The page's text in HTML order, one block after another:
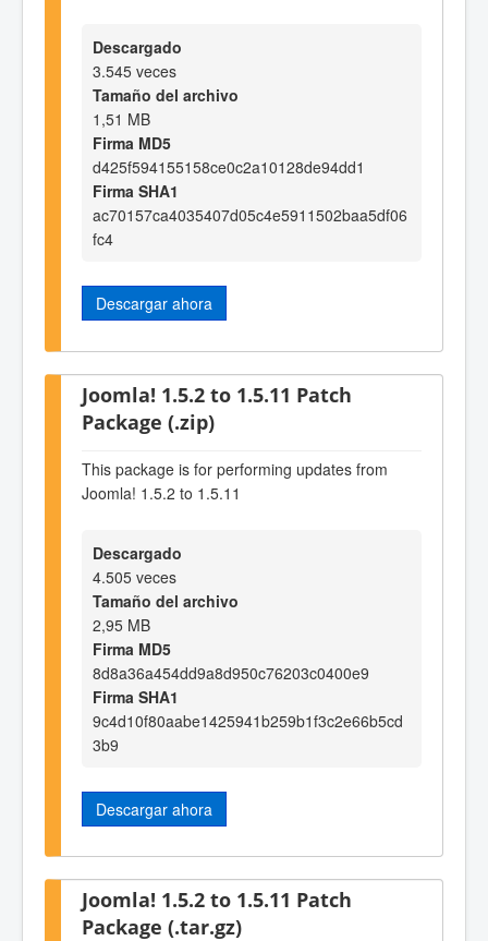
Descargado
3.545 veces
Tamaño del archivo
1,51 MB
Firma MD5
d425f594155158ce0c2a10128de94dd1
Firma SHA1
ac70157ca4035407d05c4e5911502baa5df06
fc4
Descargar ahora
Joomla! 1.5.2 to 1.5.11 Patch
Package (.zip)
This package is for performing updates from
Joomla! 1.5.2 to 1.5.11
Descargado
4.505 veces
Tamaño del archivo
2,95 MB
Firma MD5
8d8a36a454dd9a8d950c76203c0400e9
Firma SHA1
9c4d10f80aabe1425941b259b1f3c2e66b5cd
3b9
Descargar ahora
Joomla! 1.5.2 to 1.5.11 Patch
Package (.tar.gz)